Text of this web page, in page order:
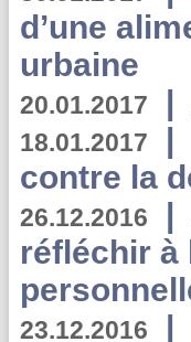
d’une
urbaine
20.01.2017 |
18.01.2017 |
contre la
26.12.2016 |
réfléchir à
23.12.2016 |